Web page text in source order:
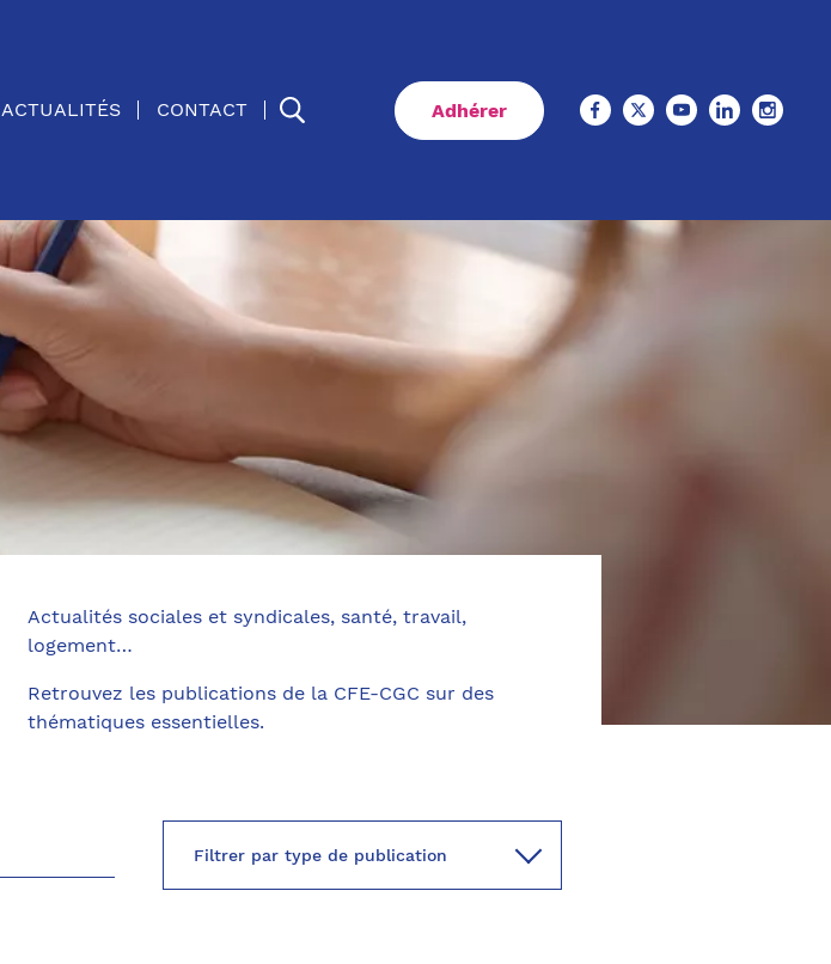
ACTUALITÉS CONTACT Adhérer
Actualités sociales et syndicales, santé, travail,
logement…
Retrouvez les publications de la CFE-CGC sur des
thématiques essentielles.